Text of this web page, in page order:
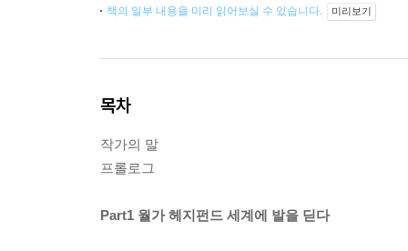
책의 일부 내용을 미리 읽어보실 수 있습니다. 미리보기
목차
작가의 말
프롤로그
Part1 월가 헤지펀드 세계에 발을 딛다